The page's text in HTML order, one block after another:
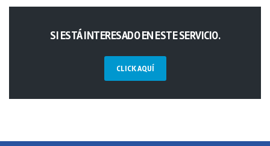
SI ESTÁ INTERESADO EN ESTE SERVICIO.
CLICK AQUÍ